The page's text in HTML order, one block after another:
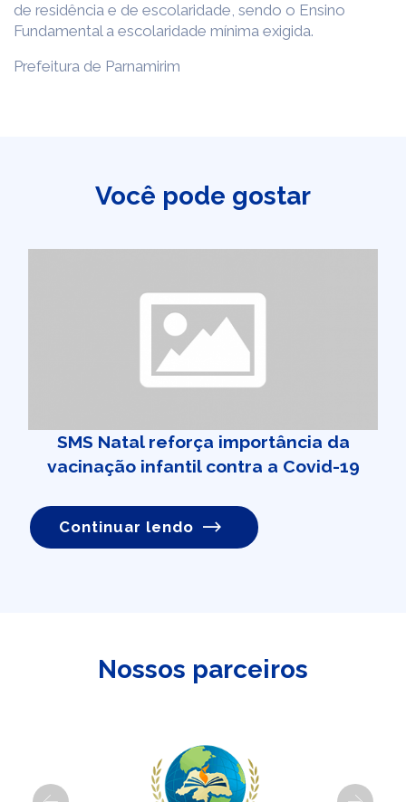
de residência e de escolaridade, sendo o Ensino
Fundamental a escolaridade mínima exigida.
Prefeitura de Parnamirim
Você pode gostar
SMS Natal reforça importância da
vacinação infantil contra a Covid-19
Continuar lendo
Nossos parceiros